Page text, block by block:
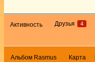
Активность Друзья 4
Альбом Rasmus Карта